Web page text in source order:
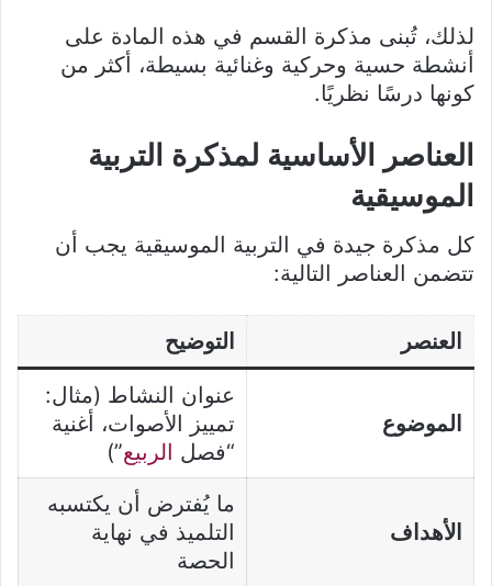
لذلك، تُبنى مذكرة القسم في هذه المادة على
أنشطة حسية وحركية وغنائية بسيطة، أكثر من
كونها درسًا نظريًا.
العناصر الأساسية لمذكرة التربية
الموسيقية
كل مذكرة جيدة في التربية الموسيقية يجب أن
تتضمن العناصر التالية:
العنصر التوضيح
الموضوع
عنوان النشاط (مثال:
تمييز الأصوات، أغنية
“فصل الربيع”)
الأهداف
ما يُفترض أن يكتسبه
التلميذ في نهاية
الحصة